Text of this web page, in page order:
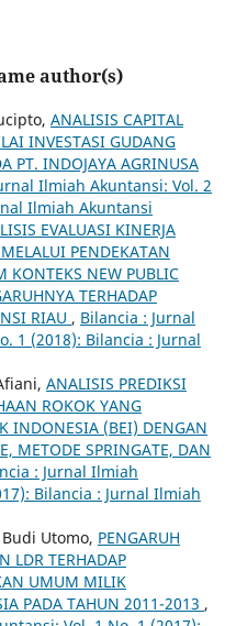
author(s)
ANALISIS CAPITAL
INVESTASI GUDANG
PT. INDOJAYA AGRINUSA
Ilmiah Akuntansi: Vol. 2
Ilmiah Akuntansi
EVALUASI KINERJA
PENDEKATAN
KONTEKS NEW PUBLIC
TERHADAP
RIAU , Bilancia : Jurnal
1 (2018): Bilancia : Jurnal
ANALISIS PREDIKSI
ROKOK YANG
INDONESIA (BEI) DENGAN
METODE SPRINGATE, DAN
: Jurnal Ilmiah
Bilancia : Jurnal Ilmiah
Utomo, PENGARUH
LDR TERHADAP
UMUM MILIK
PADA TAHUN 2011-2013 ,